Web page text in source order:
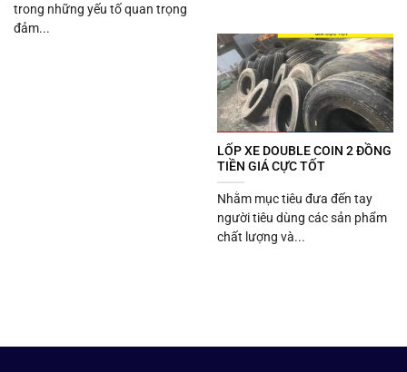
trong những yếu tố quan trọng
đảm...
LỐP XE DOUBLE COIN 2 ĐỒNG
TIỀN GIÁ CỰC TỐT
Nhằm mục tiêu đưa đến tay
người tiêu dùng các sản phẩm
chất lượng và...